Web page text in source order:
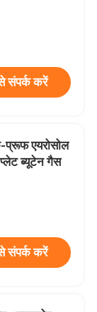
संपर्क करें
प्रूफ एयरोसोल
ब्यूटेन गैस
संपर्क करें